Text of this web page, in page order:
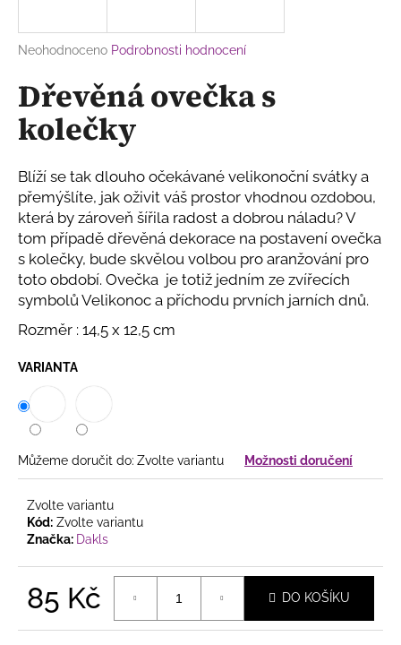
Průměrné
produktu
0,0
z
hvězdiček.
Neohodnoceno Podrobnosti hodnocení
Dřevěná ovečka s
kolečky
Blíží se tak dlouho očekávané velikonoční svátky a
přemýšlíte, jak oživit váš prostor vhodnou ozdobou,
která by zároveň šířila radost a dobrou náladu? V
tom případě dřevěná dekorace na postavení ovečka
s kolečky, bude skvělou volbou pro aranžování pro
toto období. Ovečka je totiž jedním ze zvířecích
symbolů Velikonoc a příchodu prvních jarních dnů.
Rozměr : 14,5 x 12,5 cm
VARIANTA
Můžeme doručit do: Zvolte variantu Možnosti doručení
Zvolte variantu
Kód: Zvolte variantu
Značka: Dakls
85 Kč DO KOŠÍKU
j
t
?
D
o
p
r
č
e
m
e
DEKORACE
ANDĚLKA
VE
TVARU
VÁNOČNÍHO